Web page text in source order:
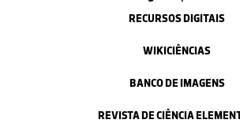
RECURSOS DIGITAIS
WIKICIÊNCIAS
BANCO DE IMAGENS
REVISTA DE CIÊNCIA